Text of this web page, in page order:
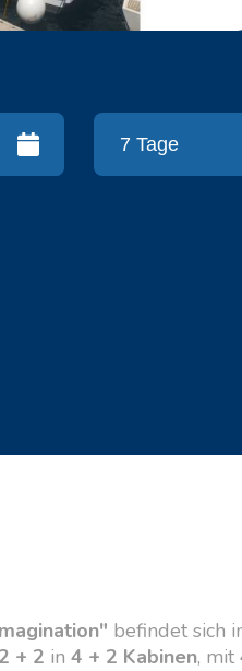
befindet sich
+ 2 in 4 + 2 Kabinen, mit